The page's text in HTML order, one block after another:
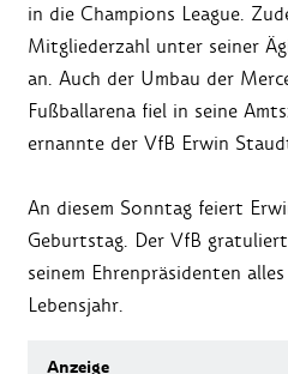
in die Champions League.
Mitgliederzahl unter seiner
an. Auch der Umbau der
Fußballarena fiel in seine
ernannte der VfB Erwin
An diesem Sonntag feiert
Geburtstag. Der VfB
seinem Ehrenpräsidenten
Lebensjahr.